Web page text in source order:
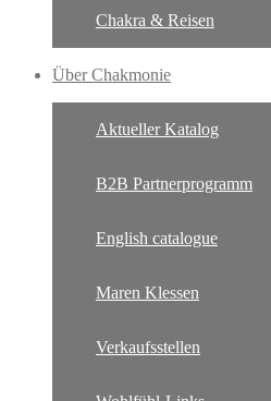
Chakra & Reisen
Über Chakmonie
Aktueller Katalog
B2B Partnerprogramm
English catalogue
Maren Klessen
Verkaufsstellen